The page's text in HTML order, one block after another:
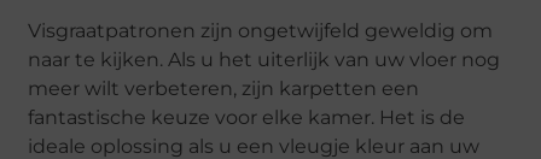
Visgraatpatronen zijn ongetwijfeld geweldig om
naar te kijken. Als u het uiterlijk van uw vloer nog
meer wilt verbeteren, zijn karpetten een
fantastische keuze voor elke kamer. Het is de
ideale oplossing als u een vleugje kleur aan uw